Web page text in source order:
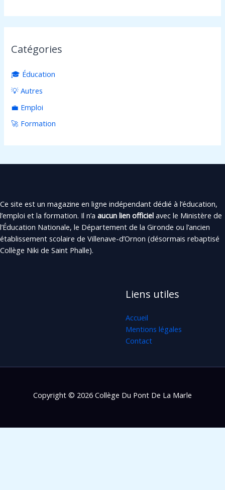
Catégories
🎓 Éducation
💡 Autres
💼 Emploi
🚀 Formation
Ce site est un magazine en ligne indépendant dédié à l’éducation,
l’emploi et la formation. Il n’a aucun lien officiel avec le Ministère de
l’Éducation Nationale, le Département de la Gironde ou l’ancien
établissement scolaire de Villenave-d’Ornon (désormais rebaptisé
Collège Niki de Saint Phalle).
Liens utiles
Accueil
Mentions légales
Contact
Copyright © 2026 Collège Du Pont De La Marle